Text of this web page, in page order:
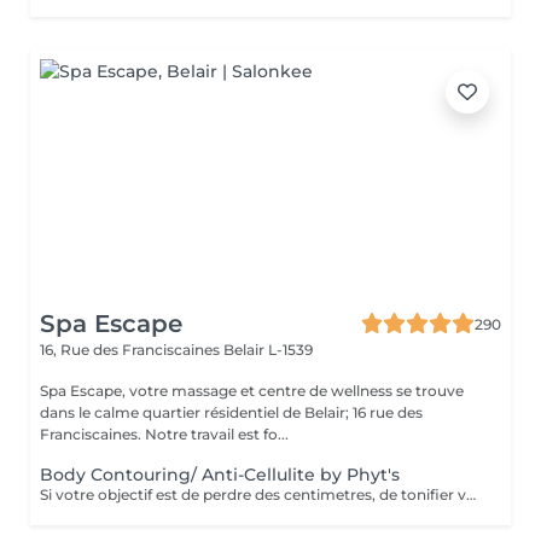
Spa Escape
290
16, Rue des Franciscaines Belair L-1539
Spa Escape, votre massage et centre de wellness se trouve
dans le calme quartier résidentiel de Belair; 16 rue des
Franciscaines. Notre travail est fo...
Body Contouring/ Anti-Cellulite by Phyt's
Si votre objectif est de perdre des centimetres, de tonifier votre corps , de réduire la cellulite, ce soin développé par les laboratoires Phyt's est fait pour vous. Ensemble avec une bonne hygiène de vie adaptée, vous obtiendrez les resultats que vous espériez.